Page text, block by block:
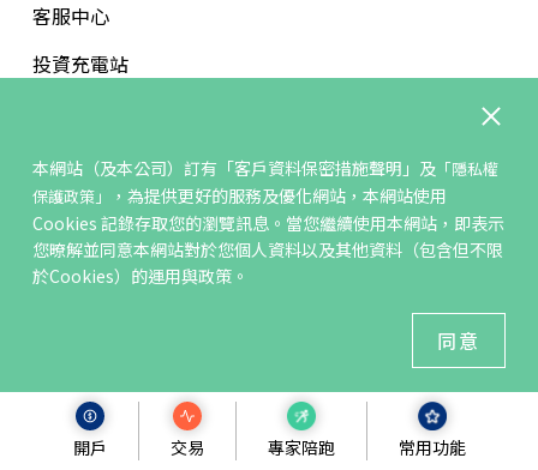
開戶 交易 專家陪跑 常用功能
本網站（及本公司）訂有 「客戶資料保密措施聲明」 及「隱私權
保護政策」
，為提供更好的服務及優化網站，本網站使用
Cookies 記錄存取您的瀏覽訊息。當您繼續使用本網站，即表示
您暸解並同意本網站對於您個人資料以及其他資料（包含但不限
於Cookies）的運用與政策。
同意
客服中心
投資充電站
反詐騙專區
關於我們
關於凱基
財務摘要
公平待客專區